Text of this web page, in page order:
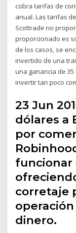
cobra tarifas de
anual. Las tarifas
Scottrade no
proporcionado es
de los casos, se
invertido de una
una ganancia de
invertir tan poco
23 Jun
dólares a
por
funcionar
corretaje
dinero.